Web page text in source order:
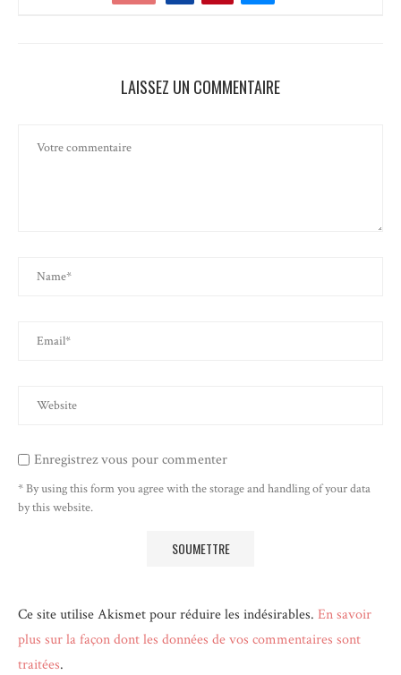
LAISSEZ UN COMMENTAIRE
Enregistrez vous pour commenter
* By using this form you agree with the storage and handling of your data
by this website.
Ce site utilise Akismet pour réduire les indésirables. En savoir
plus sur la façon dont les données de vos commentaires sont
traitées.